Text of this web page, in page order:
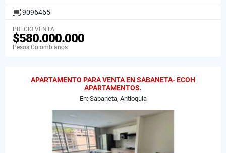
9096465
PRECIO VENTA
$580.000.000
Pesos Colombianos
APARTAMENTO PARA VENTA EN SABANETA- ECOH
APARTAMENTOS.
En: Sabaneta, Antioquia